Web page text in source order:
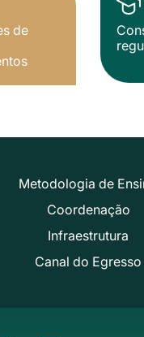
de
Metodologia de
Coordenação
Infraestrutura
Canal do Egresso